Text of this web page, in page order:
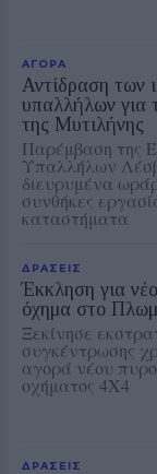
ΑΓΟΡΑ
Αντίδραση των
υπαλλήλων για
της Μυτιλήνης
Παρέμβαση της
Υπαλλήλων
διευρυμένα
συνθήκες
καταστήματα
ΔΡΑΣΕΙΣ
Έκκληση για
όχημα στο
Ξεκίνησε
συγκέντρωσης
αγορά νέου
οχήματος 4Χ4
ΔΡΑΣΕΙΣ